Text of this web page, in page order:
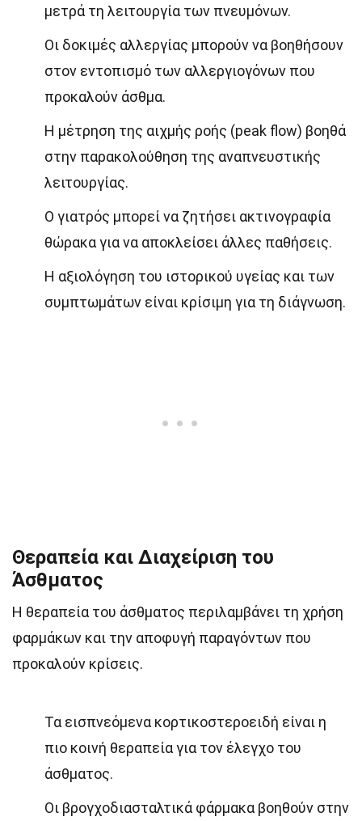
μετρά τη λειτουργία των πνευμόνων.
Οι δοκιμές αλλεργίας μπορούν να βοηθήσουν
στον εντοπισμό των αλλεργιογόνων που
προκαλούν άσθμα.
Η μέτρηση της αιχμής ροής (peak flow) βοηθά
στην παρακολούθηση της αναπνευστικής
λειτουργίας.
Ο γιατρός μπορεί να ζητήσει ακτινογραφία
θώρακα για να αποκλείσει άλλες παθήσεις.
Η αξιολόγηση του ιστορικού υγείας και των
συμπτωμάτων είναι κρίσιμη για τη διάγνωση.
Θεραπεία και Διαχείριση του
Άσθματος
Η θεραπεία του άσθματος περιλαμβάνει τη χρήση
φαρμάκων και την αποφυγή παραγόντων που
προκαλούν κρίσεις.
Τα εισπνεόμενα κορτικοστεροειδή είναι η
πιο κοινή θεραπεία για τον έλεγχο του
άσθματος.
Οι βρογχοδιασταλτικά φάρμακα βοηθούν στην